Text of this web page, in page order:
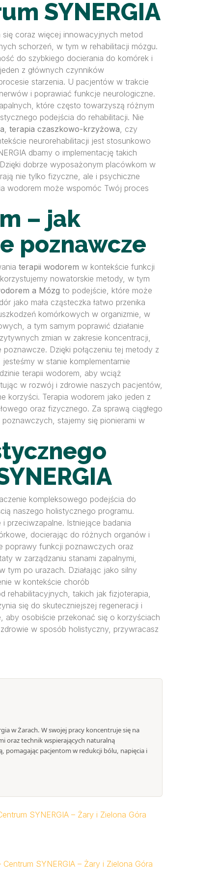
SYNERGIA
się coraz więcej innowacyjnych metod
schorzeń, w tym w rehabilitacji mózgu.
do szybkiego docierania do komórek i
z głównych czynników
starzenia. U pacjentów w trakcie
i poprawiać funkcje neurologiczne.
które często towarzyszą różnym
podejścia do rehabilitacji. Nie
, terapia czaszkowo-krzyżowa, czy
neurorehabilitacji jest stosunkowo
dbamy o implementację takich
dobrze wyposażonym placówkom w
nie tylko fizyczne, ale i psychiczne
wodorem może wspomóc Twój proces
– jak
poznawcze
terapii wodorem w kontekście funkcji
nowatorskie metody, w tym
a Mózg to podejście, które może
jako mała cząsteczka łatwo przenika
komórkowych w organizmie, w
a tym samym poprawić działanie
zmian w zakresie koncentracji,
Dzięki połączeniu tej metody z
w stanie komplementarnie
terapii wodorem, aby wciąż
w rozwój i zdrowie naszych pacjentów,
korzyści. Terapia wodorem jako jeden z
oraz fizycznego. Za sprawą ciągłego
stajemy się pionierami w
kompleksowego podejścia do
naszego holistycznego programu.
przeciwzapalne. Istniejące badania
docierając do różnych organów i
poprawy funkcji poznawczych oraz
w zarządzaniu stanami zapalnymi,
po urazach. Działając jako silny
w kontekście chorób
rehabilitacyjnych, takich jak fizjoterapia,
się do skuteczniejszej regeneracji i
aby osobiście przekonać się o korzyściach
w sposób holistyczny, przywracasz
w Żarach. W swojej pracy koncentruje się na
oraz technik wspierających naturalną
pomagając pacjentom w redukcji bólu, napięcia i
SYNERGIA – Żary i Zielona Góra
SYNERGIA – Żary i Zielona Góra